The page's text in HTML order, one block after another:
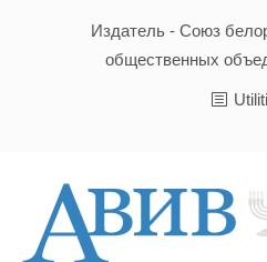
Издатель - Союз
общественных